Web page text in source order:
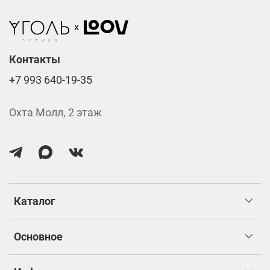
Каталог
Основное
Контакты
+7 993 640-19-35
Охта Молл, 2 этаж